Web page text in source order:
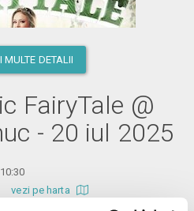
MULTE DETALII
FairyTale @
- 20 iul 2025
vezi pe harta